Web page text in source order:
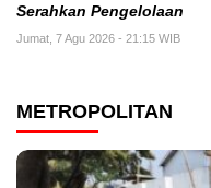
Serahkan Pengelolaan
Jumat, 7 Agu 2026 - 21:15 WIB
METROPOLITAN